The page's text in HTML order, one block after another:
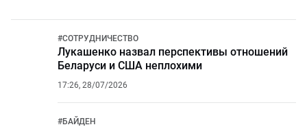
#СОТРУДНИЧЕСТВО
Лукашенко назвал перспективы отношений
Беларуси и США неплохими
17:26, 28/07/2026
#БАЙДЕН